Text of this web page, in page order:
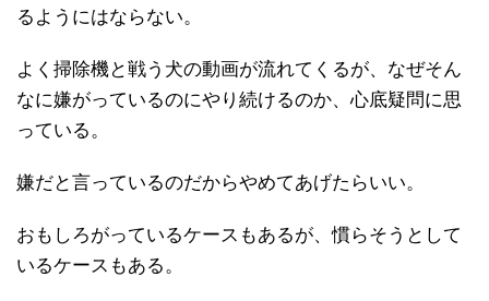
るようにはならない。
よく掃除機と戦う犬の動画が流れてくるが、なぜそん
なに嫌がっているのにやり続けるのか、心底疑問に思
っている。
嫌だと言っているのだからやめてあげたらいい。
おもしろがっているケースもあるが、慣らそうとして
いるケースもある。